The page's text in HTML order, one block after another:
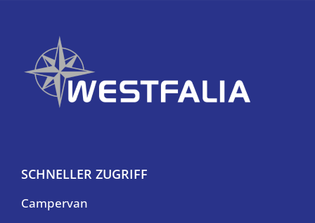
SCHNELLER ZUGRIFF
Campervan